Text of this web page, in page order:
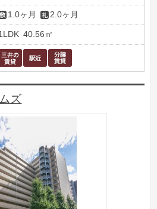
1.0ヶ月 2.0ヶ月
40.56㎡
ズ